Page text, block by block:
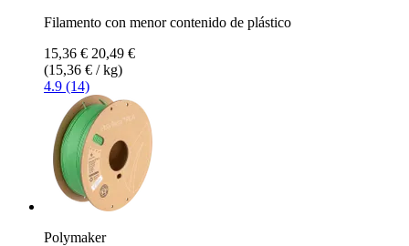
Filamento con menor contenido de plástico
15,36 € 20,49 €
(15,36 € / kg)
4.9 (14)
Polymaker